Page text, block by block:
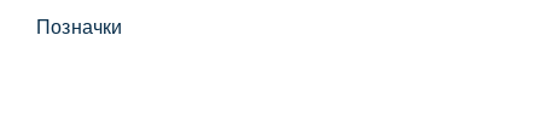
Позначки